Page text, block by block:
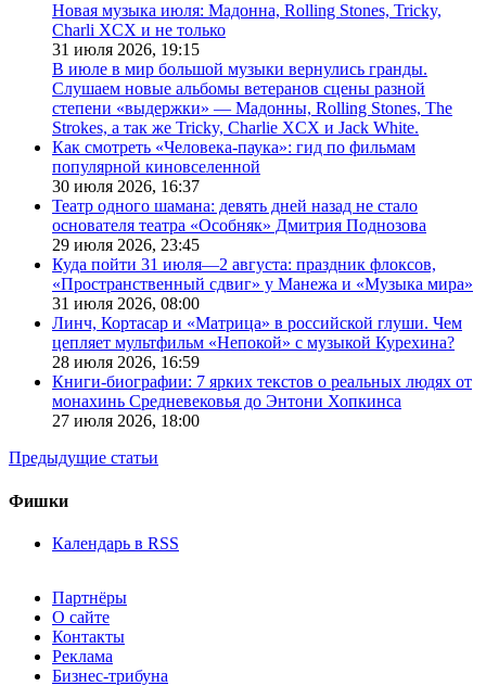
Новая музыка июля: Мадонна, Rolling Stones, Tricky,
Charli XCX и не только
31 июля 2026, 19:15
В июле в мир большой музыки вернулись гранды.
Слушаем новые альбомы ветеранов сцены разной
степени «выдержки» — Мадонны, Rolling Stones, The
Strokes, а так же Tricky, Charlie XCX и Jack White.
Как смотреть «Человека-паука»: гид по фильмам
популярной киновселенной
30 июля 2026, 16:37
Театр одного шамана: девять дней назад не стало
основателя театра «Особняк» Дмитрия Поднозова
29 июля 2026, 23:45
Куда пойти 31 июля—2 августа: праздник флоксов,
«Пространственный сдвиг» у Манежа и «Музыка мира»
31 июля 2026, 08:00
Линч, Кортасар и «Матрица» в российской глуши. Чем
цепляет мультфильм «Непокой» с музыкой Курехина?
28 июля 2026, 16:59
Книги-биографии: 7 ярких текстов о реальных людях от
монахинь Средневековья до Энтони Хопкинса
27 июля 2026, 18:00
Предыдущие статьи
Фишки
Календарь в RSS
Партнёры
О сайте
Контакты
Реклама
Бизнес-трибуна